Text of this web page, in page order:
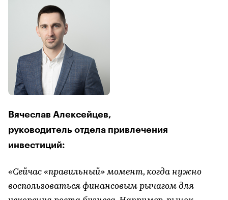
Вячеслав Алексейцев,
руководитель отдела привлечения
инвестиций:
«Сейчас «правильный» момент, когда нужно
воспользоваться финансовым рычагом для